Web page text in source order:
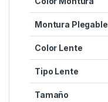
Montura Plegable
Color Lente
Tipo Lente
Tamaño